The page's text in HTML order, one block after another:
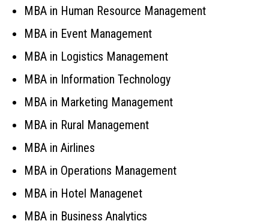
MBA in Human Resource Management
MBA in Event Management
MBA in Logistics Management
MBA in Information Technology
MBA in Marketing Management
MBA in Rural Management
MBA in Airlines
MBA in Operations Management
MBA in Hotel Managenet
MBA in Business Analytics